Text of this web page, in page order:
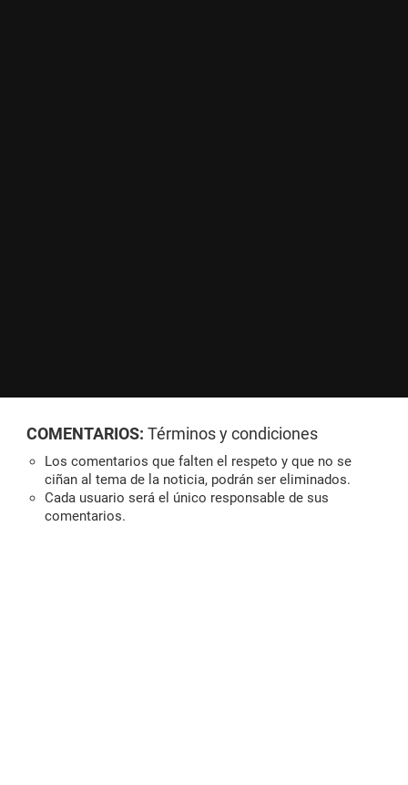
COMENTARIOS: Términos y condiciones
Los comentarios que falten el respeto y que no se
ciñan al tema de la noticia, podrán ser eliminados.
Cada usuario será el único responsable de sus
comentarios.